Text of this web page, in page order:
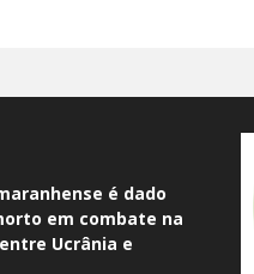
é dado
em combate na
Ucrânia e